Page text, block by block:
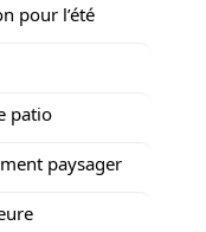
pour l’été
patio
paysager